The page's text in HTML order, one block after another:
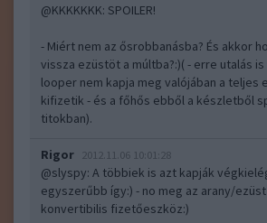
@KKKKKKK: SPOILER!
- Miért nem az ősrobbanásba? És akkor
vissza ezüstöt a múltba?:)( - erre utalás is
looper nem kapja meg valójában a teljes
kifizetik - és a főhős ebből a készletből
titokban).
Rigor 2012.11.06 10:01:28
@slyspy: A többiek is azt kapják
egyszerűbb így:) - no meg az arany/
konvertibilis fizetőeszköz:)